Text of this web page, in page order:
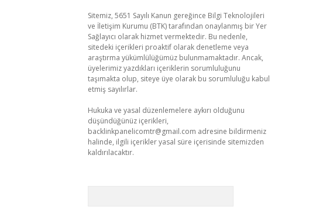
Sitemiz, 5651 Sayılı Kanun gereğince Bilgi Teknolojileri
ve İletişim Kurumu (BTK) tarafından onaylanmış bir Yer
Sağlayıcı olarak hizmet vermektedir. Bu nedenle,
sitedeki içerikleri proaktif olarak denetleme veya
araştırma yükümlülüğümüz bulunmamaktadır. Ancak,
üyelerimiz yazdıkları içeriklerin sorumluluğunu
taşımakta olup, siteye üye olarak bu sorumluluğu kabul
etmiş sayılırlar.
Hukuka ve yasal düzenlemelere aykırı olduğunu
düşündüğünüz içerikleri,
backlinkpanelicomtr@gmail.com adresine bildirmeniz
halinde, ilgili içerikler yasal süre içerisinde sitemizden
kaldırılacaktır.